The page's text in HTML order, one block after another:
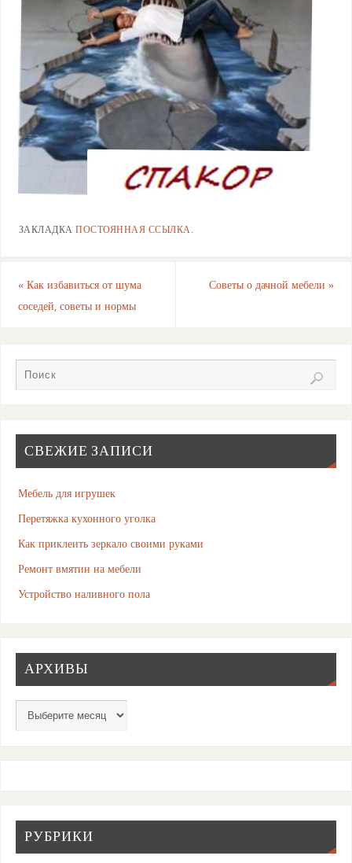
ЗАКЛАДКАПОСТОЯННАЯ ССЫЛКА.
«Как избавиться от шума
соседей, советы и нормы
Советы о дачной мебели»
СВЕЖИЕ ЗАПИСИ
Мебель для игрушек
Перетяжка кухонного уголка
Как приклеить зеркало своими руками
Ремонт вмятин на мебели
Устройство наливного пола
АРХИВЫ
РУБРИКИ